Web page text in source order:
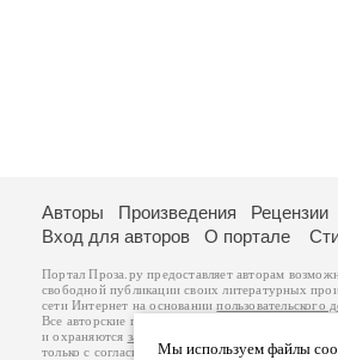
Мы используем файлы
Авторы Произведения Рецензии
Вход для авторов
О портале
Портал Проза.ру предоставляет авторам
свободной публикации своих литературных
сети Интернет на основаниипользовательского
Все авторские права на произведения
и охраняются законом
. Перепечатка
только с согласия его автора, к которому вы